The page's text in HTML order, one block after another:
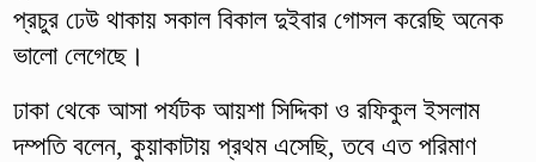
প্রচুর ঢেউ থাকায় সকাল বিকাল দুইবার গোসল করেছি অনেক
ভালো লেগেছে।
ঢাকা থেকে আসা পর্যটক আয়শা সিদ্দিকা ও রফিকুল ইসলাম
দম্পতি বলেন, কুয়াকাটায় প্রথম এসেছি, তবে এত পরিমাণ